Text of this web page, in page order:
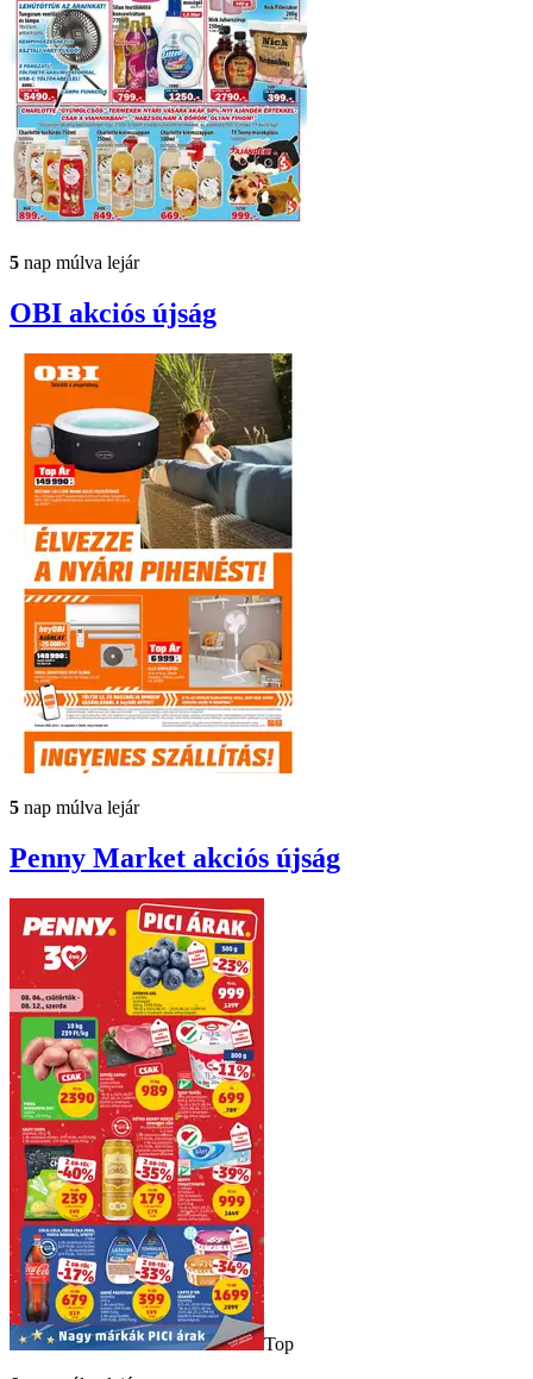
5 nap múlva lejár
OBI akciós újság
5 nap múlva lejár
Penny Market akciós újság
Top